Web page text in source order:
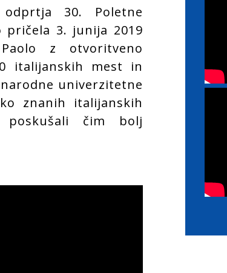
30. Poletne
pričela 3. junija 2019
z otvoritveno
italijanskih mest in
univerzitetne
znanih italijanskih
čim bolj